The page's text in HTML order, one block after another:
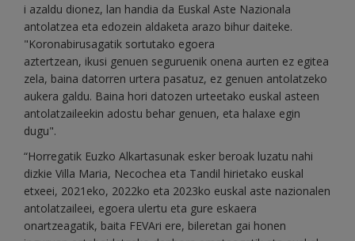
i azaldu dionez, lan handia da Euskal Aste Nazionala
antolatzea eta edozein aldaketa arazo bihur daiteke.
"Koronabirusagatik sortutako egoera
aztertzean, ikusi genuen seguruenik onena aurten ez egitea
zela, baina datorren urtera pasatuz, ez genuen antolatzeko
aukera galdu. Baina hori datozen urteetako euskal asteen
antolatzaileekin adostu behar genuen, eta halaxe egin
dugu".
“Horregatik Euzko Alkartasunak esker beroak luzatu nahi
dizkie Villa Maria, Necochea eta Tandil hirietako euskal
etxeei, 2021eko, 2022ko eta 2023ko euskal aste nazionalen
antolatzaileei, egoera ulertu eta gure eskaera
onartzeagatik, baita FEVAri ere, bileretan gai honen